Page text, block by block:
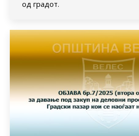
од градот.